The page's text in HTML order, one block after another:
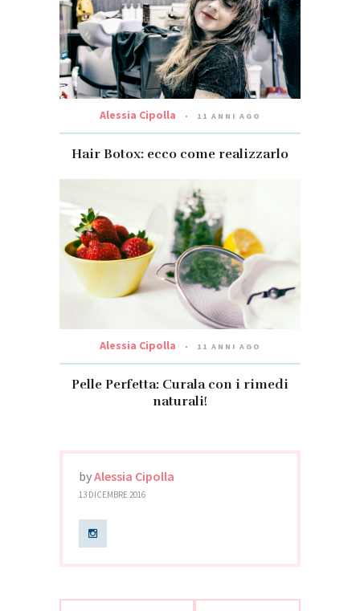
Alessia Cipolla 11 ANNI AGO
Hair Botox: ecco come realizzarlo
Alessia Cipolla 11 ANNI AGO
Pelle Perfetta: Curala con i rimedi
naturali!
byAlessia Cipolla
13 DICEMBRE 2016